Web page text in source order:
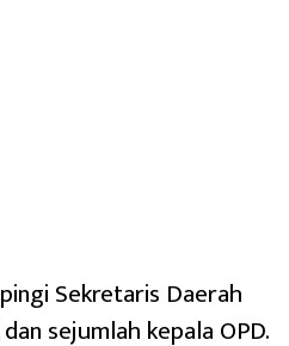
Sekretaris Daerah
sejumlah kepala OPD.